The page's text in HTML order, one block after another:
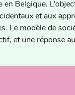
Belgique.
et aux
Le modèle de
et une réponse